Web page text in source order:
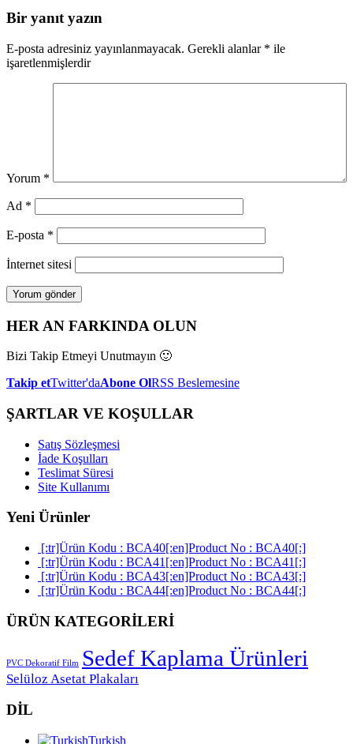
Bir yanıt yazın
E-posta adresiniz yayınlanmayacak. Gerekli alanlar * ile
işaretlenmişlerdir
Yorum *
Ad *
E-posta *
İnternet sitesi
HER AN FARKINDA OLUN
Bizi Takip Etmeyi Unutmayın 🙂
Takip etTwitter'daAbone OlRSS Beslemesine
ŞARTLAR VE KOŞULLAR
Satış Sözleşmesi
İade Koşulları
Teslimat Süresi
Site Kullanımı
Yeni Ürünler
[:tr]Ürün Kodu : BCA40[:en]Product No : BCA40[:]
[:tr]Ürün Kodu : BCA41[:en]Product No : BCA41[:]
[:tr]Ürün Kodu : BCA43[:en]Product No : BCA43[:]
[:tr]Ürün Kodu : BCA44[:en]Product No : BCA44[:]
ÜRÜN KATEGORİLERİ
PVC Dekoratif Film Sedef Kaplama Ürünleri
Selüloz Asetat Plakaları
DİL
Turkish